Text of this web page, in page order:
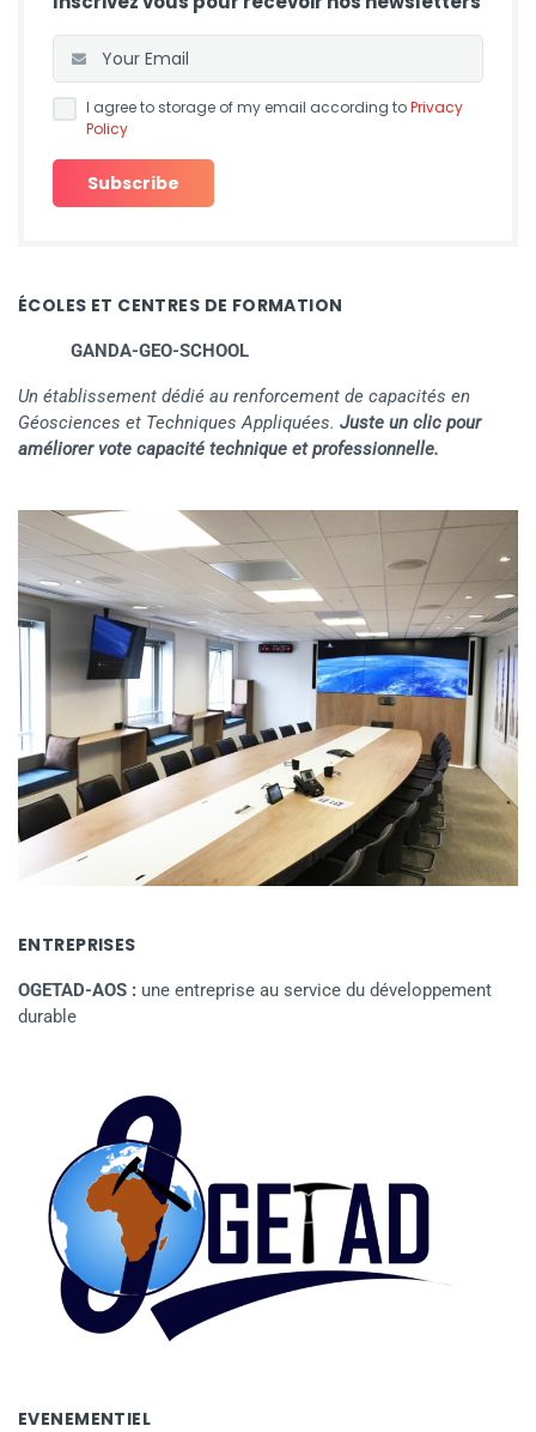
I agree to storage of my email according toPrivacy
Policy
ÉCOLES ET CENTRES DE FORMATION
GANDA-GEO-SCHOOL
Un établissement dédié au renforcement de capacités en
Géosciences et Techniques Appliquées. Juste un clic pour
améliorer vote capacité technique et professionnelle.
ENTREPRISES
OGETAD-AOS : une entreprise au service du développement
durable
EVENEMENTIEL